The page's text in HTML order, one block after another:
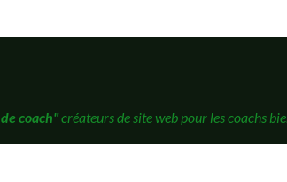
coach"créateurs de site web pour les coachs